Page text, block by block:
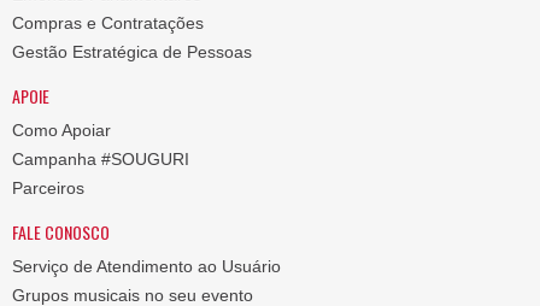
Compras e Contratações
Gestão Estratégica de Pessoas
APOIE
Como Apoiar
Campanha #SOUGURI
Parceiros
FALE CONOSCO
Serviço de Atendimento ao Usuário
Grupos musicais no seu evento